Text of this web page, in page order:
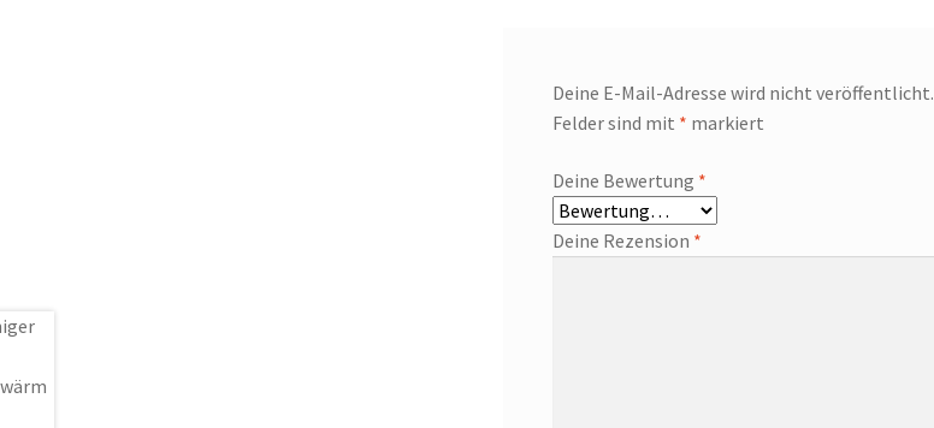
Deine E-Mail-Adresse wird nicht veröffentlicht.
Felder sind mit * markiert
Deine Bewertung *
Deine Rezension *